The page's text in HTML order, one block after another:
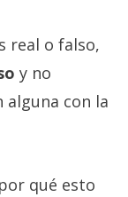
real o falso,
y no
alguna con la
qué esto